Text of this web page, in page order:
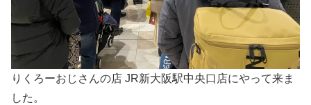
りくろーおじさんの店 JR新大阪駅中央口店にやって来ま
した。